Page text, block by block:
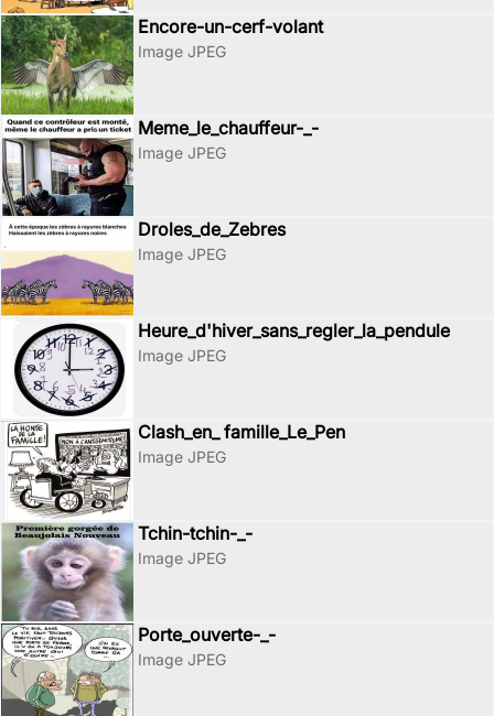
Encore-un-cerf-volant
Image JPEG
Meme_le_chauffeur-_-
Image JPEG
Droles_de_Zebres
Image JPEG
Heure_d'hiver_sans_regler_la_pendule
Image JPEG
Clash_en_ famille_Le_Pen
Image JPEG
Tchin-tchin-_-
Image JPEG
Porte_ouverte-_-
Image JPEG